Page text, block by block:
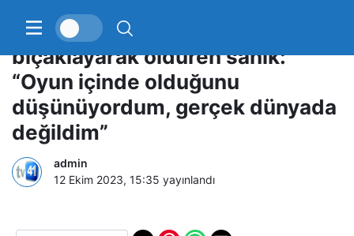
Hiç tanımadığı kişiyi
bıçaklayarak öldüren sanık:
“Oyun içinde olduğunu
düşünüyordum, gerçek dünyada
değildim”
admin
12 Ekim 2023, 15:35 yayınlandı